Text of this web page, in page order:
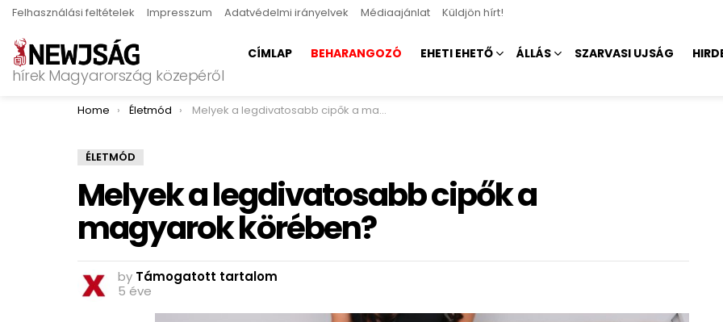
Felhasználási feltételek Impresszum Adatvédelmi irányelvek Médiaajánlat Küldjön hírt!
hírek Magyarország közepéről
CÍMLAP BEHARANGOZÓ EHETI EHETŐ ÁLLÁS SZARVASI UJSÁG
You are here:
Home Életmód Melyek a legdivatosabb cipők a magyarok körében?
ÉLETMÓD
Melyek a legdivatosabb cipők a
magyarok körében?
by Támogatott tartalom
5 éve